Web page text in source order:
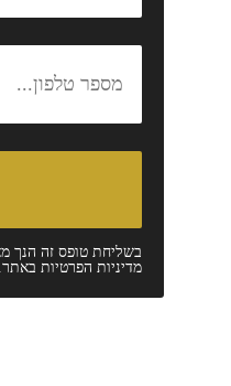
בשליחת טופס זה הנך
מדיניות הפרטיותבאתר.